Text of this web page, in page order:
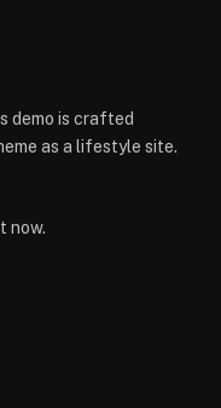
demo is crafted
as a lifestyle site.
now.